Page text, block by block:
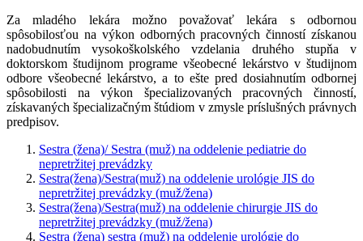
Za mladého lekára možno považovať lekára s odbornou
spôsobilosťou na výkon odborných pracovných činností získanou
nadobudnutím vysokoškolského vzdelania druhého stupňa v
doktorskom študijnom programe všeobecné lekárstvo v študijnom
odbore všeobecné lekárstvo, a to ešte pred dosiahnutím odbornej
spôsobilosti na výkon špecializovaných pracovných činností,
získavaných špecializačným štúdiom v zmysle príslušných právnych
predpisov.
Sestra (žena)/ Sestra (muž) na oddelenie pediatrie do
nepretržitej prevádzky
Sestra(žena)/Sestra(muž) na oddelenie urológie JIS do
nepretržitej prevádzky (muž/žena)
Sestra(žena)/Sestra(muž) na oddelenie chirurgie JIS do
nepretržitej prevádzky (muž/žena)
Sestra (žena) sestra (muž) na oddelenie urológie do